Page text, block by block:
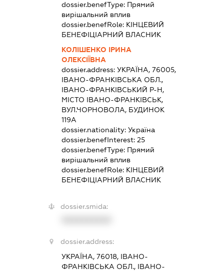
dossier.benefType: Прямий
вирішальний вплив
dossier.benefRole: КІНЦЕВИЙ
БЕНЕФІЦІАРНИЙ ВЛАСНИК
КОЛІШЕНКО ІРИНА
ОЛЕКСІЇВНА
dossier.address: УКРАЇНА, 76005,
ІВАНО-ФРАНКІВСЬКА ОБЛ.,
ІВАНО-ФРАНКІВСЬКИЙ Р-Н,
МІСТО ІВАНО-ФРАНКІВСЬК,
ВУЛ.ЧОРНОВОЛА, БУДИНОК
119А
dossier.nationality: Україна
dossier.benefInterest: 25
dossier.benefType: Прямий
вирішальний вплив
dossier.benefRole: КІНЦЕВИЙ
БЕНЕФІЦІАРНИЙ ВЛАСНИК
dossier.smida:
dossier.address:
УКРАЇНА, 76018, ІВАНО-
ФРАНКІВСЬКА ОБЛ., ІВАНО-